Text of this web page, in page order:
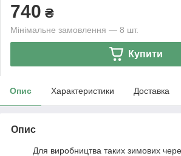
740 ₴
Мінімальне замовлення — 8 шт.
Купити
Опис Характеристики Доставка
Опис
Для виробництва таких зимових